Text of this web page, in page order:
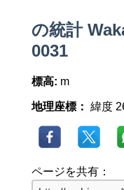
の統計
0031
標高: m
地理座標： 緯度
ページを共有：